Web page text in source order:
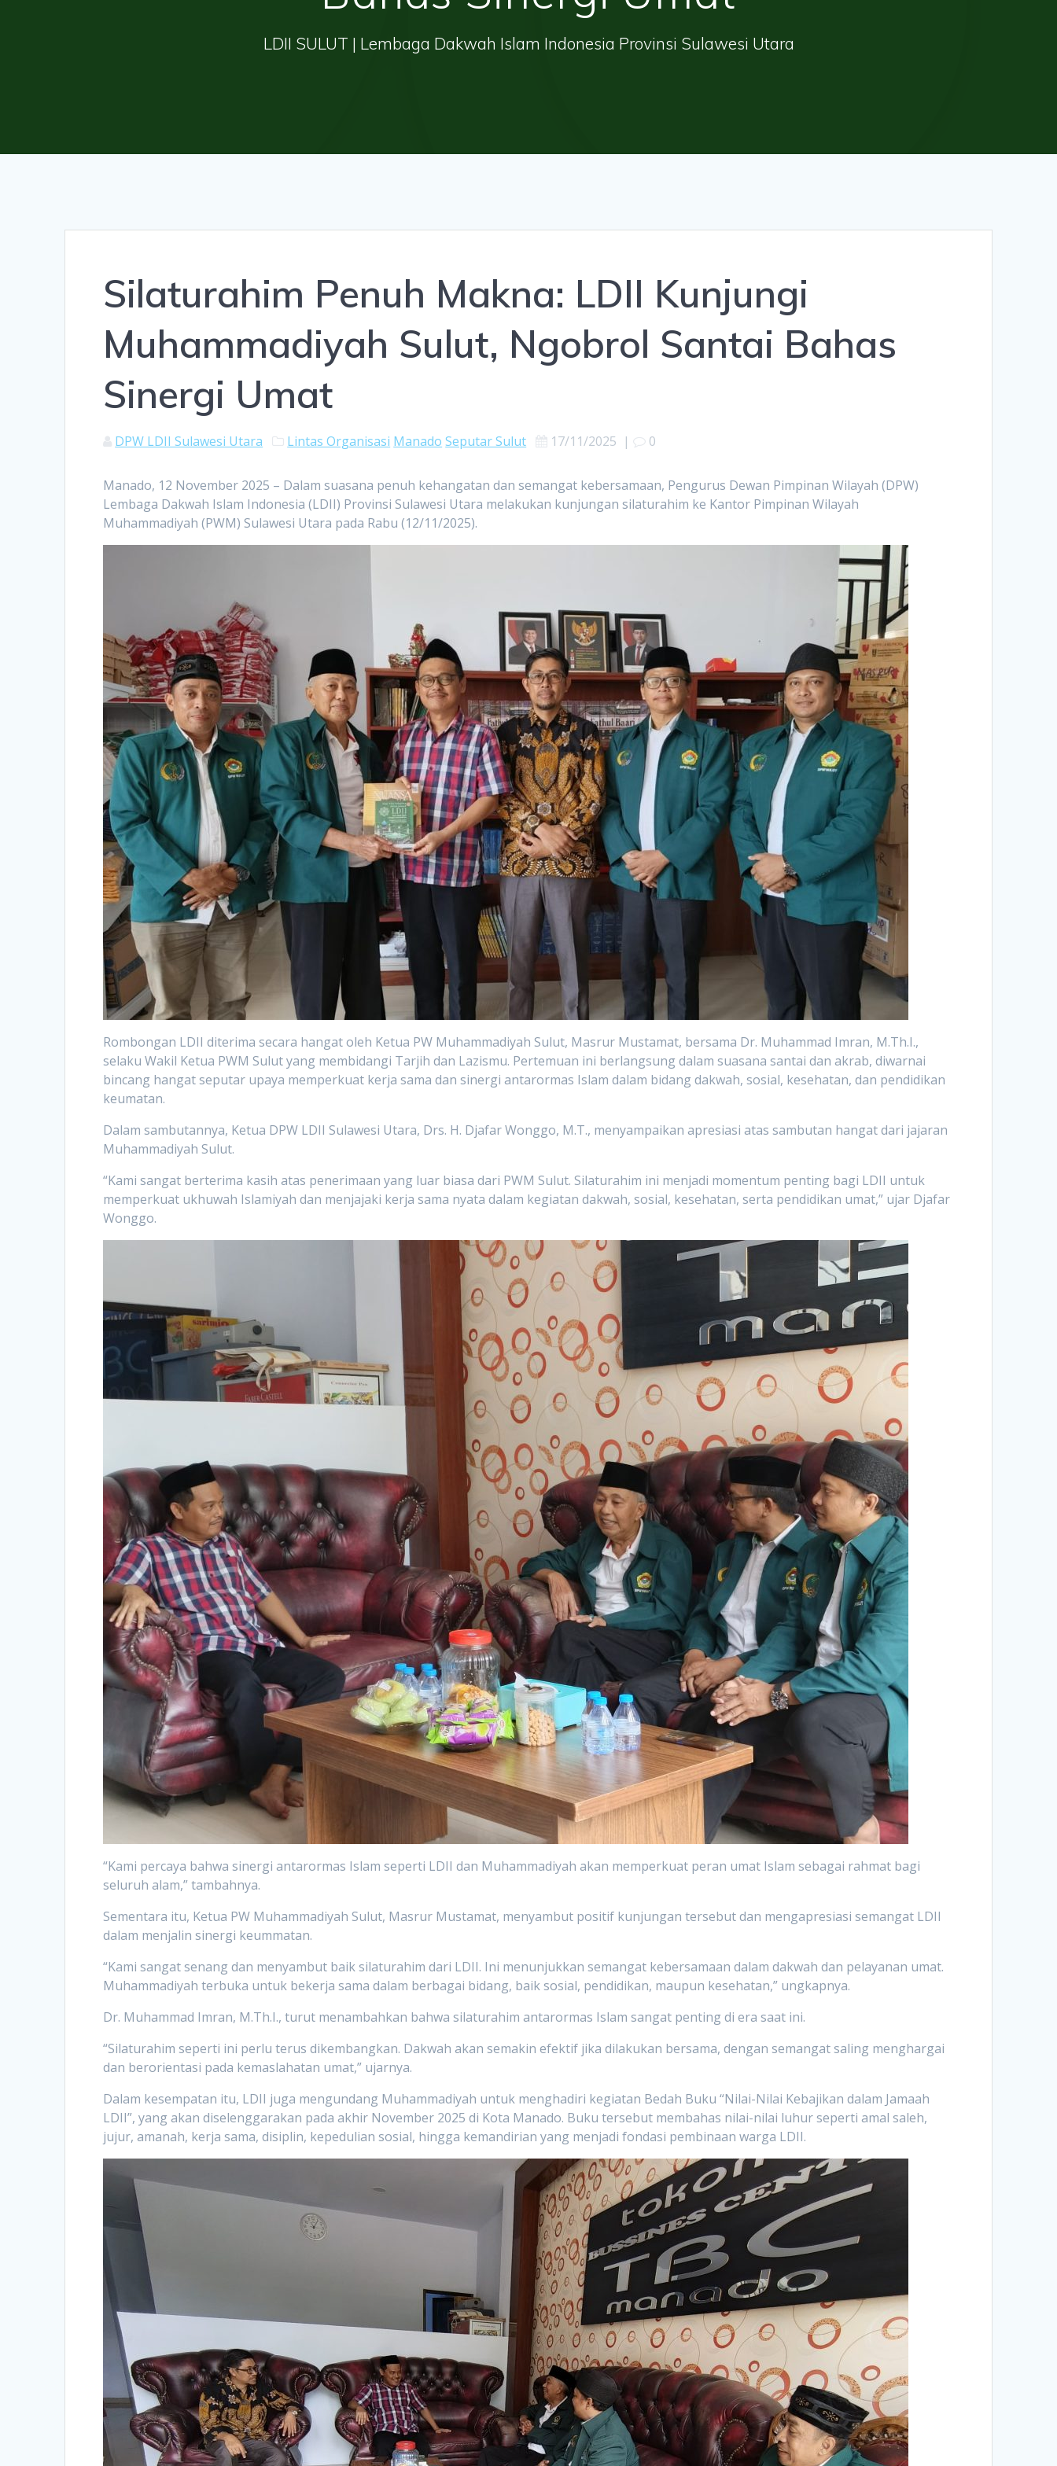
LDII SULUT | Lembaga Dakwah Islam Indonesia Provinsi Sulawesi Utara
Silaturahim Penuh Makna: LDII Kunjungi
Muhammadiyah Sulut, Ngobrol Santai Bahas
Sinergi Umat
DPW LDII Sulawesi Utara Lintas Organisasi Manado Seputar Sulut 17/11/2025 | 0
Manado, 12 November 2025 – Dalam suasana penuh kehangatan dan semangat kebersamaan, Pengurus Dewan Pimpinan Wilayah (DPW)
Lembaga Dakwah Islam Indonesia (LDII) Provinsi Sulawesi Utara melakukan kunjungan silaturahim ke Kantor Pimpinan Wilayah
Muhammadiyah (PWM) Sulawesi Utara pada Rabu (12/11/2025).
Rombongan LDII diterima secara hangat oleh Ketua PW Muhammadiyah Sulut, Masrur Mustamat, bersama Dr. Muhammad Imran, M.Th.I.,
selaku Wakil Ketua PWM Sulut yang membidangi Tarjih dan Lazismu. Pertemuan ini berlangsung dalam suasana santai dan akrab, diwarnai
bincang hangat seputar upaya memperkuat kerja sama dan sinergi antarormas Islam dalam bidang dakwah, sosial, kesehatan, dan pendidikan
keumatan.
Dalam sambutannya, Ketua DPW LDII Sulawesi Utara, Drs. H. Djafar Wonggo, M.T., menyampaikan apresiasi atas sambutan hangat dari jajaran
Muhammadiyah Sulut.
“Kami sangat berterima kasih atas penerimaan yang luar biasa dari PWM Sulut. Silaturahim ini menjadi momentum penting bagi LDII untuk
memperkuat ukhuwah Islamiyah dan menjajaki kerja sama nyata dalam kegiatan dakwah, sosial, kesehatan, serta pendidikan umat,” ujar Djafar
Wonggo.
“Kami percaya bahwa sinergi antarormas Islam seperti LDII dan Muhammadiyah akan memperkuat peran umat Islam sebagai rahmat bagi
seluruh alam,” tambahnya.
Sementara itu, Ketua PW Muhammadiyah Sulut, Masrur Mustamat, menyambut positif kunjungan tersebut dan mengapresiasi semangat LDII
dalam menjalin sinergi keummatan.
“Kami sangat senang dan menyambut baik silaturahim dari LDII. Ini menunjukkan semangat kebersamaan dalam dakwah dan pelayanan umat.
Muhammadiyah terbuka untuk bekerja sama dalam berbagai bidang, baik sosial, pendidikan, maupun kesehatan,” ungkapnya.
Dr. Muhammad Imran, M.Th.I., turut menambahkan bahwa silaturahim antarormas Islam sangat penting di era saat ini.
“Silaturahim seperti ini perlu terus dikembangkan. Dakwah akan semakin efektif jika dilakukan bersama, dengan semangat saling menghargai
dan berorientasi pada kemaslahatan umat,” ujarnya.
Dalam kesempatan itu, LDII juga mengundang Muhammadiyah untuk menghadiri kegiatan Bedah Buku “Nilai-Nilai Kebajikan dalam Jamaah
LDII”, yang akan diselenggarakan pada akhir November 2025 di Kota Manado. Buku tersebut membahas nilai-nilai luhur seperti amal saleh,
jujur, amanah, kerja sama, disiplin, kepedulian sosial, hingga kemandirian yang menjadi fondasi pembinaan warga LDII.